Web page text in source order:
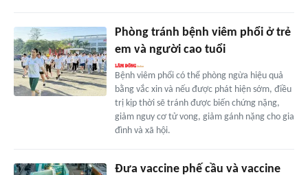
Phòng tránh bệnh viêm phổi ở trẻ
em và người cao tuổi
Bệnh viêm phổi có thể phòng ngừa hiệu quả
bằng vắc xin và nếu được phát hiện sớm, điều
trị kịp thời sẽ tránh được biến chứng nặng,
giảm nguy cơ tử vong, giảm gánh nặng cho gia
đình và xã hội.
Đưa vaccine phế cầu và vaccine